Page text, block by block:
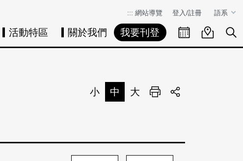
::: 網站導覽 登入/註冊 語系
活動特區 關於我們 我要刊登 活動日曆活動地圖展
小 中 大 列印